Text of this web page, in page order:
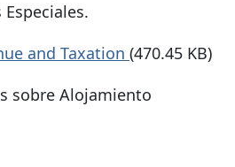
and Taxation (470.45 KB)
sobre Alojamiento